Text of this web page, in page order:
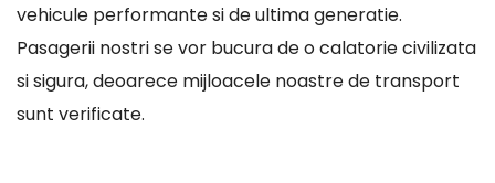
vehicule performante si de ultima generatie.
Pasagerii nostri se vor bucura de o calatorie civilizata
si sigura, deoarece mijloacele noastre de transport
sunt verificate.